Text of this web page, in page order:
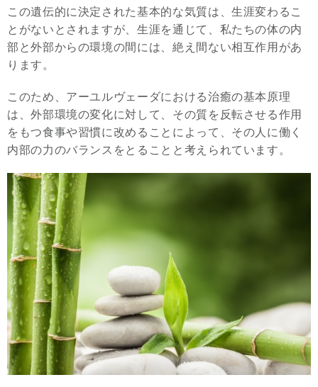
この遺伝的に決定された基本的な気質は、生涯変わるこ
とがないとされますが、生涯を通じて、私たちの体の内
部と外部からの環境の間には、絶え間ない相互作用があ
ります。
このため、アーユルヴェーダにおける治癒の基本原理
は、外部環境の変化に対して、その質を反転させる作用
をもつ食事や習慣に改めることによって、その人に働く
内部の力のバランスをとることと考えられています。